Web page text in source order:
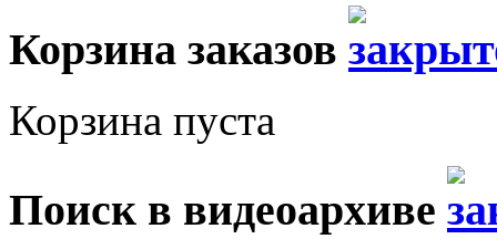
Корзина заказов
Корзина пуста
Поиск в видеоархиве